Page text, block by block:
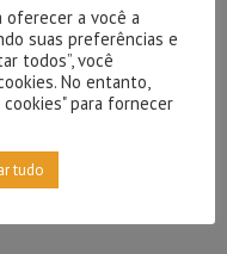
oferecer a você a
suas preferências e
todos”, você
No entanto,
para fornecer
tudo